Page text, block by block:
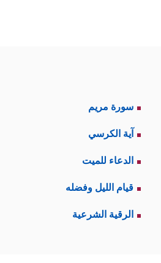
القرآن حالَهم بعد هذا التكذيب:
من أجسادهم، وليس هناك شيءٌ
سورة مريم
آية الكرسي
الدعاء للميت
قيام الليل وفضله
الرقية الشرعية